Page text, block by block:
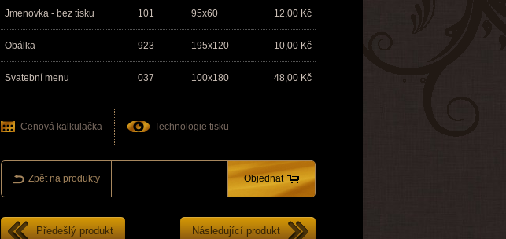
Jmenovka - bez tisku 101 95x60 12,00 Kč
Obálka 923 195x120 10,00 Kč
Svatební menu 037 100x180 48,00 Kč
Cenová kalkulačka Technologie tisku
Zpět na produkty Objednat
Předešlý produkt Následující produkt